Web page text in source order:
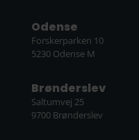
Odense
Forskerparken 10
5230 Odense M
Brønderslev
Saltumvej 25
9700 Brønderslev